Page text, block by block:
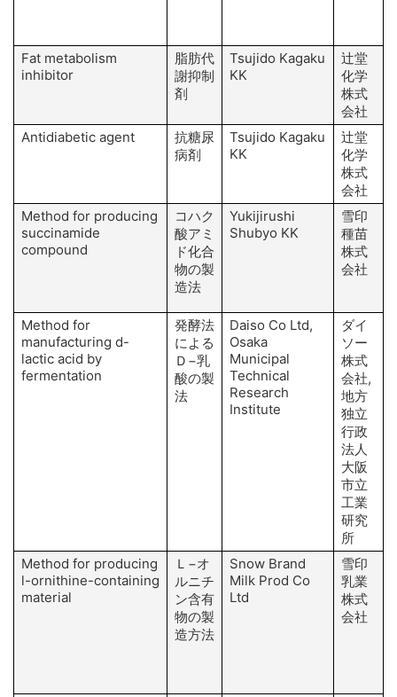
Fat metabolism
inhibitor
脂肪代
謝抑制
剤
Tsujido Kagaku
KK
辻堂
化学
株式
会社
Antidiabetic agent
抗糖尿
病剤
Tsujido Kagaku
KK
辻堂
化学
株式
会社
Method for producing
succinamide
compound
コハク
酸アミ
ド化合
物の製
造法
Yukijirushi
Shubyo KK
雪印
種苗
株式
会社
Method for
manufacturing d-
lactic acid by
fermentation
発酵法
による
Ｄ−乳
酸の製
法
Daiso Co Ltd,
Osaka
Municipal
Technical
Research
Institute
ダイ
ソー
株式
会社,
地方
独立
行政
法人
大阪
市立
工業
研究
所
Method for producing
l-ornithine-containing
material
Ｌ−オ
ルニチ
ン含有
物の製
造方法
Snow Brand
Milk Prod Co
Ltd
雪印
乳業
株式
会社